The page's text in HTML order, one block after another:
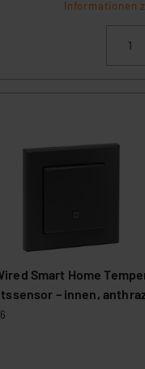
Informationen
Smart Home
– innen,